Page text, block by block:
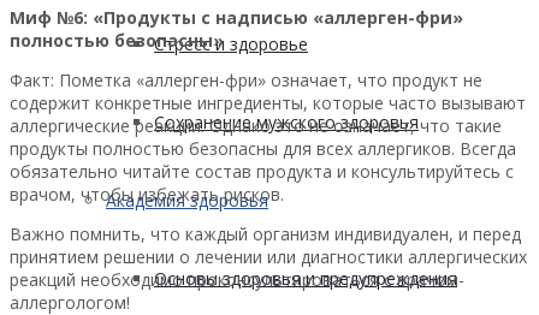
Стресс и здоровье
Сохранение мужского здоровья
Академия здоровья
Основы здоровья и предупреждения
Миф №6: «Продукты с надписью «аллерген-фри»
полностью безопасны»
Факт: Пометка «аллерген-фри» означает, что продукт не
содержит конкретные ингредиенты, которые часто вызывают
аллергические реакции. Однако это не означает, что такие
продукты полностью безопасны для всех аллергиков. Всегда
обязательно читайте состав продукта и консультируйтесь с
врачом, чтобы избежать рисков.
Важно помнить, что каждый организм индивидуален, и перед
принятием решении о лечении или диагностики аллергических
реакций необходимо проконсультироваться с врачом-
аллергологом!